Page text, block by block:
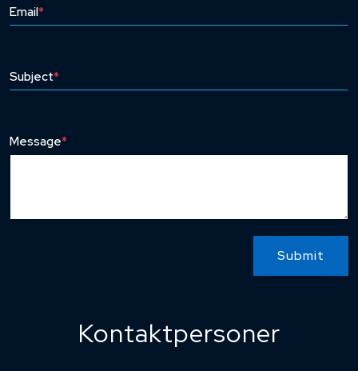
Email*
Subject*
Message*
Submit
Kontaktpersoner